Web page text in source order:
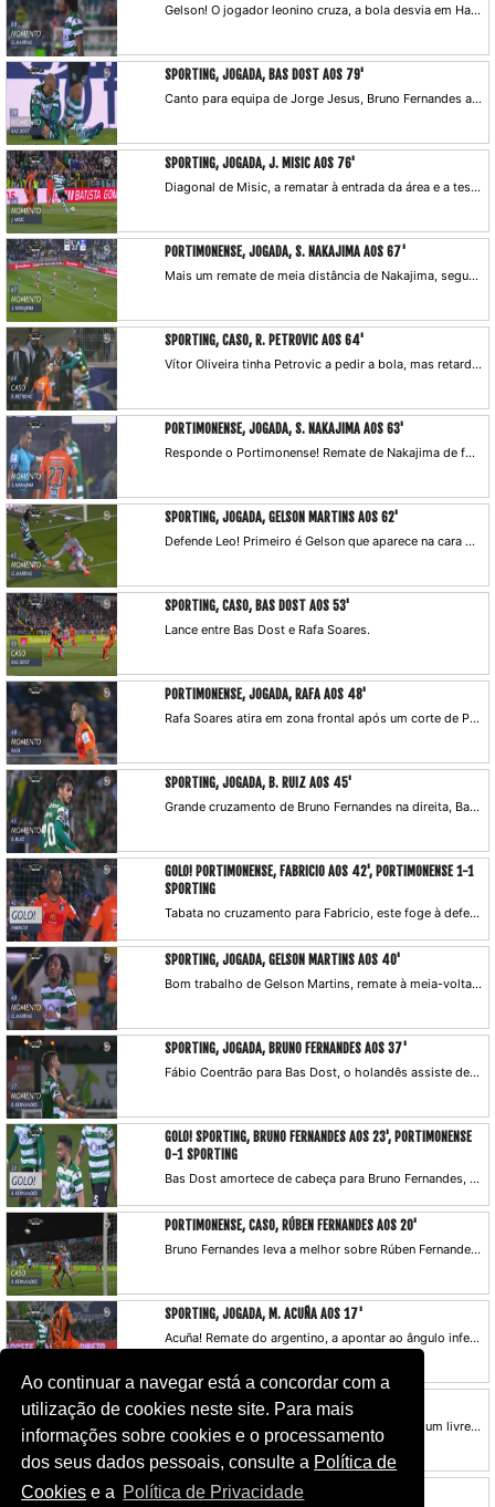
Ao continuar a navegar está a concordar com a
utilização de cookies neste site. Para mais
informações sobre cookies e o processamento
dos seus dados pessoais, consulte a Política de
Cookies e a Política de Privacidade
Gelson! O jogador leonino cruza, a bola desvia em Hackman e quase traía Leo, mas sai por cima.
SPORTING, JOGADA, BAS DOST AOS 79'
Canto para equipa de Jorge Jesus, Bruno Fernandes a marcar, Bas Dost a desviar, mas por cima.
SPORTING, JOGADA, J. MISIC AOS 76'
Diagonal de Misic, a rematar à entrada da área e a testar a atenção de Leo, que respondeu com uma boa defesa.
PORTIMONENSE, JOGADA, S. NAKAJIMA AOS 67'
Mais um remate de meia distância de Nakajima, segura Rui Patrício.
SPORTING, CASO, R. PETROVIC AOS 64'
Vítor Oliveira tinha Petrovic a pedir a bola, mas retarda a colocação da mesma em jogo e acaba por receber a indicação de Manuel Oliveira para sair do banco.
PORTIMONENSE, JOGADA, S. NAKAJIMA AOS 63'
Responde o Portimonense! Remate de Nakajima de fora da área, Rui Patrício defende a dois tempos.
SPORTING, JOGADA, GELSON MARTINS AOS 62'
Defende Leo! Primeiro é Gelson que aparece na cara do guarda-redes algarvio, mas este faz bem a mancha e defende. Depois Acunã mete para Bruno Fernandes no segundo poste, mas o cabeceamento do médio não sai na direcção da baliza.
SPORTING, CASO, BAS DOST AOS 53'
Lance entre Bas Dost e Rafa Soares.
PORTIMONENSE, JOGADA, RAFA AOS 48'
Rafa Soares atira em zona frontal após um corte de Petrovic. A bola sai perigosamente ao lado.
SPORTING, JOGADA, B. RUIZ AOS 45'
Grande cruzamento de Bruno Fernandes na direita, Bas Dost dá para Ruiz, este tenta o remate colocado, mas a bola sai a centímetros do poste.
GOLO! PORTIMONENSE, FABRICIO AOS 42', PORTIMONENSE 1-1
SPORTING
Tabata no cruzamento para Fabricio, este foge à defesa leonina e, na cara de Rui Patrício, atira para o empate.
SPORTING, JOGADA, GELSON MARTINS AOS 40'
Bom trabalho de Gelson Martins, remate à meia-volta, mas Leo a segurar.
SPORTING, JOGADA, BRUNO FERNANDES AOS 37'
Fábio Coentrão para Bas Dost, o holandês assiste de cabeça Bruno Fernandes que atira por cima, à entrada da área.
GOLO! SPORTING, BRUNO FERNANDES AOS 23', PORTIMONENSE
0-1 SPORTING
Bas Dost amortece de cabeça para Bruno Fernandes, este foge à marcação, pica a bola por cima de Leo e inaugura o marcador.
PORTIMONENSE, CASO, RÚBEN FERNANDES AOS 20'
Bruno Fernandes leva a melhor sobre Rúben Fernandes, atira ao primeiro poste, mas Leo volta a negar o golo à equipa de Jorge Jesus.
SPORTING, JOGADA, M. ACUÑA AOS 17'
Acuña! Remate do argentino, a apontar ao ângulo inferior do poste mais afastado, Leo não segura, mas consegue afastar. Bas Dost não chega para a recarga.
PORTIMONENSE, JOGADA, S. NAKAJIMA AOS 13'
Contra-ataque rápido do Portimonense após um livre que saiu mal ao Sporting CP; Nakajima vai à quina da área cruzar, mas Rui Patrício estava a controlar e segura a bola.
SPORTING, JOGADA, RODRIGO BATTAGLIA AOS 2'